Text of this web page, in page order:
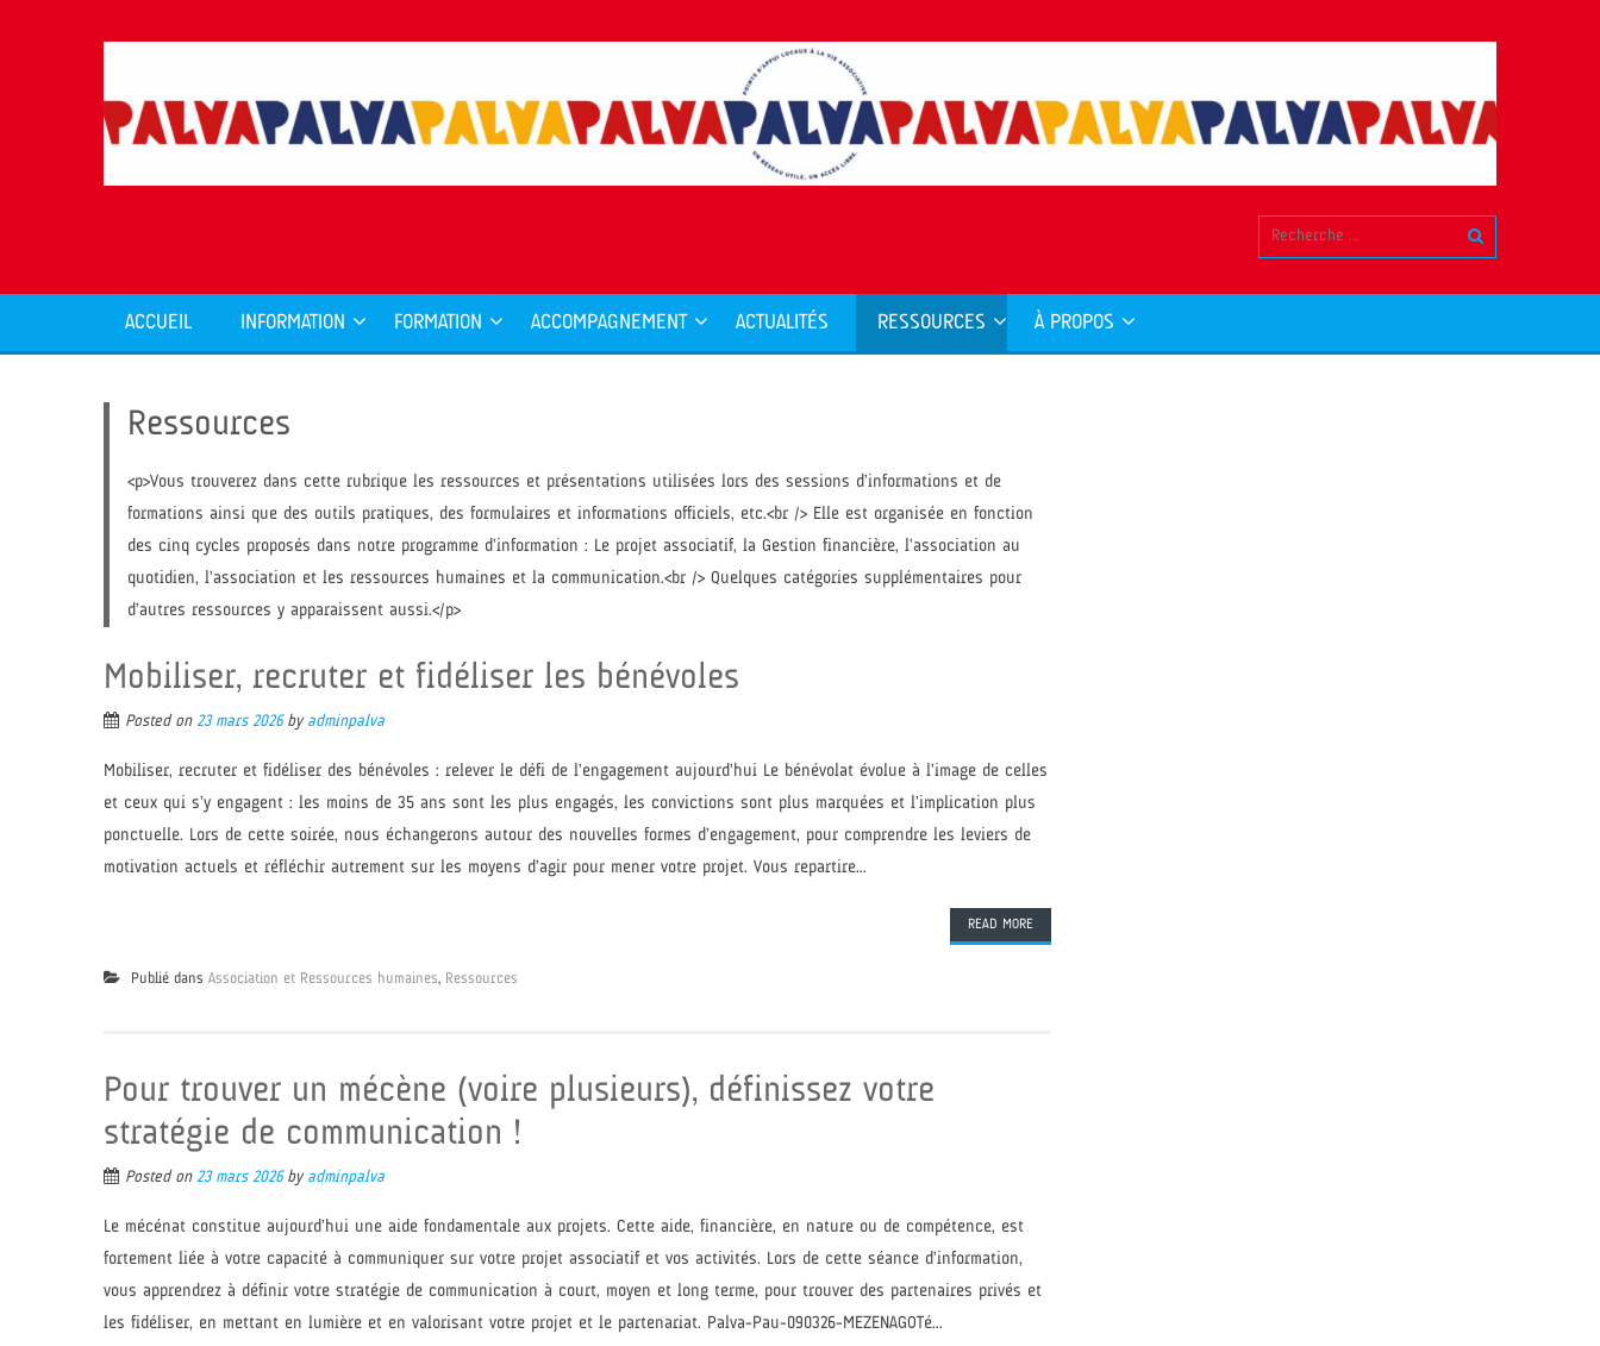
ACCUEIL INFORMATION FORMATION ACCOMPAGNEMENT ACTUALITÉS RESSOURCES À PROPOS
Ressources
<p>Vous trouverez dans cette rubrique les ressources et présentations utilisées lors des sessions d’informations et de
formations ainsi que des outils pratiques, des formulaires et informations officiels, etc.<br /> Elle est organisée en fonction
des cinq cycles proposés dans notre programme d’information : Le projet associatif, la Gestion financière, l’association au
quotidien, l’association et les ressources humaines et la communication.<br /> Quelques catégories supplémentaires pour
d’autres ressources y apparaissent aussi.</p>
Mobiliser, recruter et fidéliser les bénévoles
Posted on 23 mars 2026by adminpalva
Mobiliser, recruter et fidéliser des bénévoles : relever le défi de l’engagement aujourd’hui Le bénévolat évolue à l’image de celles
et ceux qui s’y engagent : les moins de 35 ans sont les plus engagés, les convictions sont plus marquées et l’implication plus
ponctuelle. Lors de cette soirée, nous échangerons autour des nouvelles formes d’engagement, pour comprendre les leviers de
motivation actuels et réfléchir autrement sur les moyens d’agir pour mener votre projet. Vous repartire...
READ MORE
Publié dans Association et Ressources humaines, Ressources
Pour trouver un mécène (voire plusieurs), définissez votre
stratégie de communication !
Posted on 23 mars 2026by adminpalva
Le mécénat constitue aujourd’hui une aide fondamentale aux projets. Cette aide, financière, en nature ou de compétence, est
fortement liée à votre capacité à communiquer sur votre projet associatif et vos activités. Lors de cette séance d’information,
vous apprendrez à définir votre stratégie de communication à court, moyen et long terme, pour trouver des partenaires privés et
les fidéliser, en mettant en lumière et en valorisant votre projet et le partenariat. Palva-Pau-090326-MEZENAGOTé...